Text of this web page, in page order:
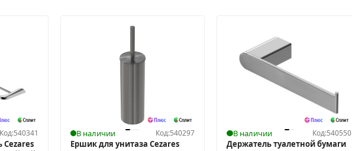
Код:540341 В наличии Код:540297
Ершик для унитаза Cezares
В наличии Код:540550
Держатель туалетной бумаги